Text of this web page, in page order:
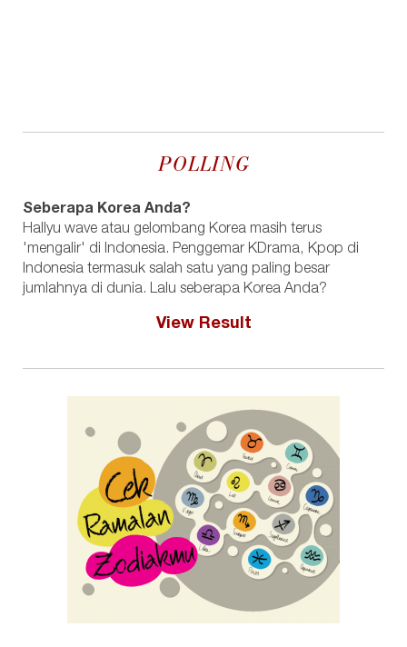
POLLING
Seberapa Korea Anda?
Hallyu wave atau gelombang Korea masih terus
'mengalir' di Indonesia. Penggemar KDrama, Kpop di
Indonesia termasuk salah satu yang paling besar
jumlahnya di dunia. Lalu seberapa Korea Anda?
View Result